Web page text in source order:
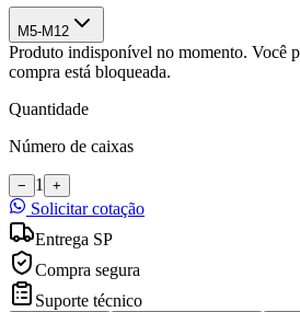
M5-M12
Produto indisponível no momento. Você
compra está bloqueada.
Quantidade
Número de caixas
− 1 +
Solicitar cotação
Entrega SP
Compra segura
Suporte técnico